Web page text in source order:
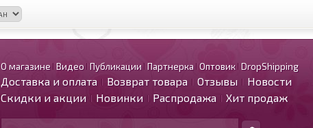
О магазине Видео Публикации Партнерка Оптовик DropShipping
Доставка и оплата Возврат товара Отзывы
Новости
Скидки и акции
Новинки Распродажа Хит продаж